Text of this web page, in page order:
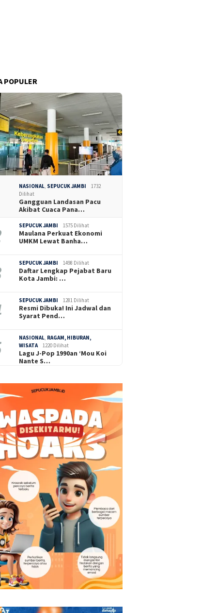
POPULER
NASIONAL SEPUCUK JAMBI
1732
Dilihat
Gangguan Landasan Pacu
Akibat Cuaca Pana…
SEPUCUK JAMBI 1575 Dilihat
Maulana Perkuat Ekonomi
UMKM Lewat Banha…
SEPUCUK JAMBI 1498 Dilihat
Daftar Lengkap Pejabat Baru
Kota Jambi: …
SEPUCUK JAMBI 1281 Dilihat
Resmi Dibuka! Ini Jadwal dan
Syarat Pend…
NASIONAL RAGAM, HIBURAN,
WISATA
1220 Dilihat
Lagu J-Pop 1990an ‘Mou Koi
Nante S…